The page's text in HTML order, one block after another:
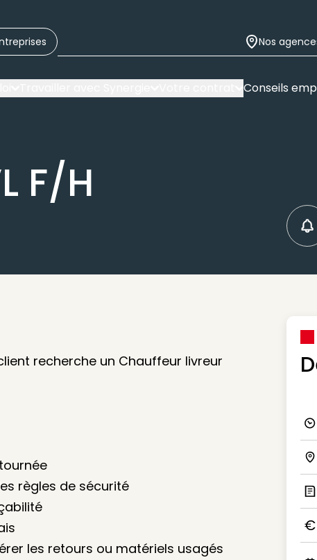
Nos
Conseils
F/H
recherche un Chauffeur livreur
règles de sécurité
les retours ou matériels usagés